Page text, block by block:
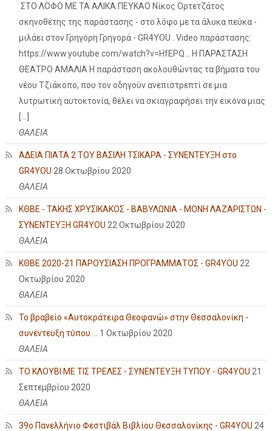
ΣΤΟ ΛΟΦΟ ΜΕ ΤΑ ΑΛΙΚΑ ΠΕΥΚΑΟ Νίκος Ορτετζάτος
σκηνοθέτης της παράστασης - στο λόφο με τα άλυκα πεύκα -
μιλάει στον Γρηγόρη Γρηγορά - GR4YOU . Video παράστασης:
https://www.youtube.com/watch?v=HfEPQ... Η ΠΑΡΑΣΤΑΣΗ
ΘΕΑΤΡΟ ΑΜΑΛΙΑ Η παράσταση ακολουθώντας τα βήματα του
νέου Τζιάκοπο, που τον οδηγούν ανεπιστρεπτί σε μια
λυτρωτική αυτοκτονία, θέλει να σκιαγραφήσει την εικόνα μιας
ΘΑΛΕΙΑ
ΑΔΕΙΑ ΠΙΑΤΑ 2 ΤΟΥ ΒΑΣΙΛΗ ΤΣΙΚΑΡΑ - ΣΥΝΕΝΤΕΥΞΗ στο
GR4YOU 28 Οκτωβρίου 2020
ΘΑΛΕΙΑ
ΚΘΒΕ - ΤΑΚΗΣ ΧΡΥΣΙΚΑΚΟΣ - ΒΑΒΥΛΩΝΙΑ - ΜΟΝΗ ΛΑΖΑΡΙΣΤΩΝ -
ΣΥΝΕΝΤΕΥΞΗ GR4YOU 22 Οκτωβρίου 2020
ΘΑΛΕΙΑ
ΚΘΒΕ 2020-21 ΠΑΡΟΥΣΙΑΣΗ ΠΡΟΓΡΑΜΜΑΤΟΣ - GR4YOU 22
Οκτωβρίου 2020
ΘΑΛΕΙΑ
Το βραβείο «Αυτοκράτειρα Θεοφανώ» στην Θεσσαλονίκη -
συνέντευξη τύπου ...
1 Οκτωβρίου 2020
ΘΑΛΕΙΑ
ΤΟ ΚΛΟΥΒΙ ΜΕ ΤΙΣ ΤΡΕΛΕΣ - ΣΥΝΕΝΤΕΥΞΗ ΤΥΠΟΥ - GR4YOU 21
Σεπτεμβρίου 2020
ΘΑΛΕΙΑ
39ο Πανελλήνιο Φεστιβάλ Βιβλίου Θεσσαλονίκης - GR4YOU 24